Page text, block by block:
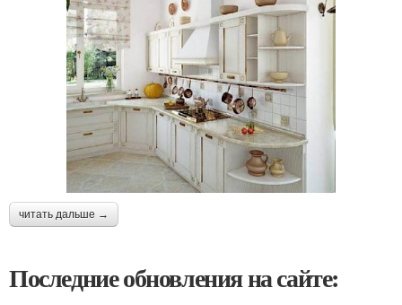
читать дальше →
Последние обновления на сайте: